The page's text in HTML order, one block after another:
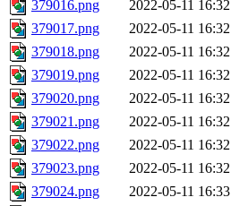
379016.png
2022-05-11 16:32
379017.png
2022-05-11 16:32
379018.png
2022-05-11 16:32
379019.png
2022-05-11 16:32
379020.png
2022-05-11 16:32
379021.png
2022-05-11 16:32
379022.png
2022-05-11 16:32
379023.png
2022-05-11 16:32
379024.png
2022-05-11 16:33